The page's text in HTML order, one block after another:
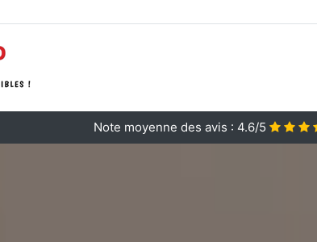
Note moyenne des avis : 4.6/5